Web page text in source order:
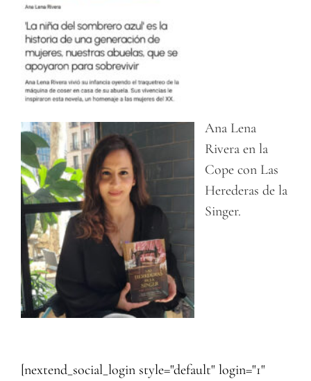
Ana Lena
Rivera en la
Cope con Las
Herederas de la
Singer.
[nextend_social_login style="default" login="1"